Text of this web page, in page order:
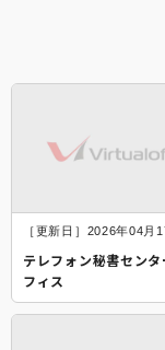
［更新日］2026年04月
テレフォン秘書センタ
フィス